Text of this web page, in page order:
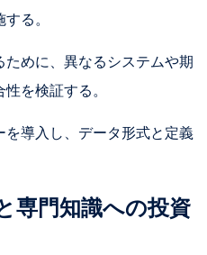
る。
めに、異なるシステムや期
を検証する。
を導入し、データ形式と定義
専門知識への投資